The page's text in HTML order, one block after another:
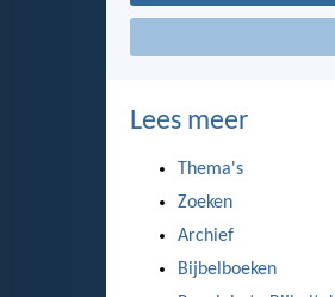
Lees meer
Thema's
Zoeken
Archief
Bijbelboeken